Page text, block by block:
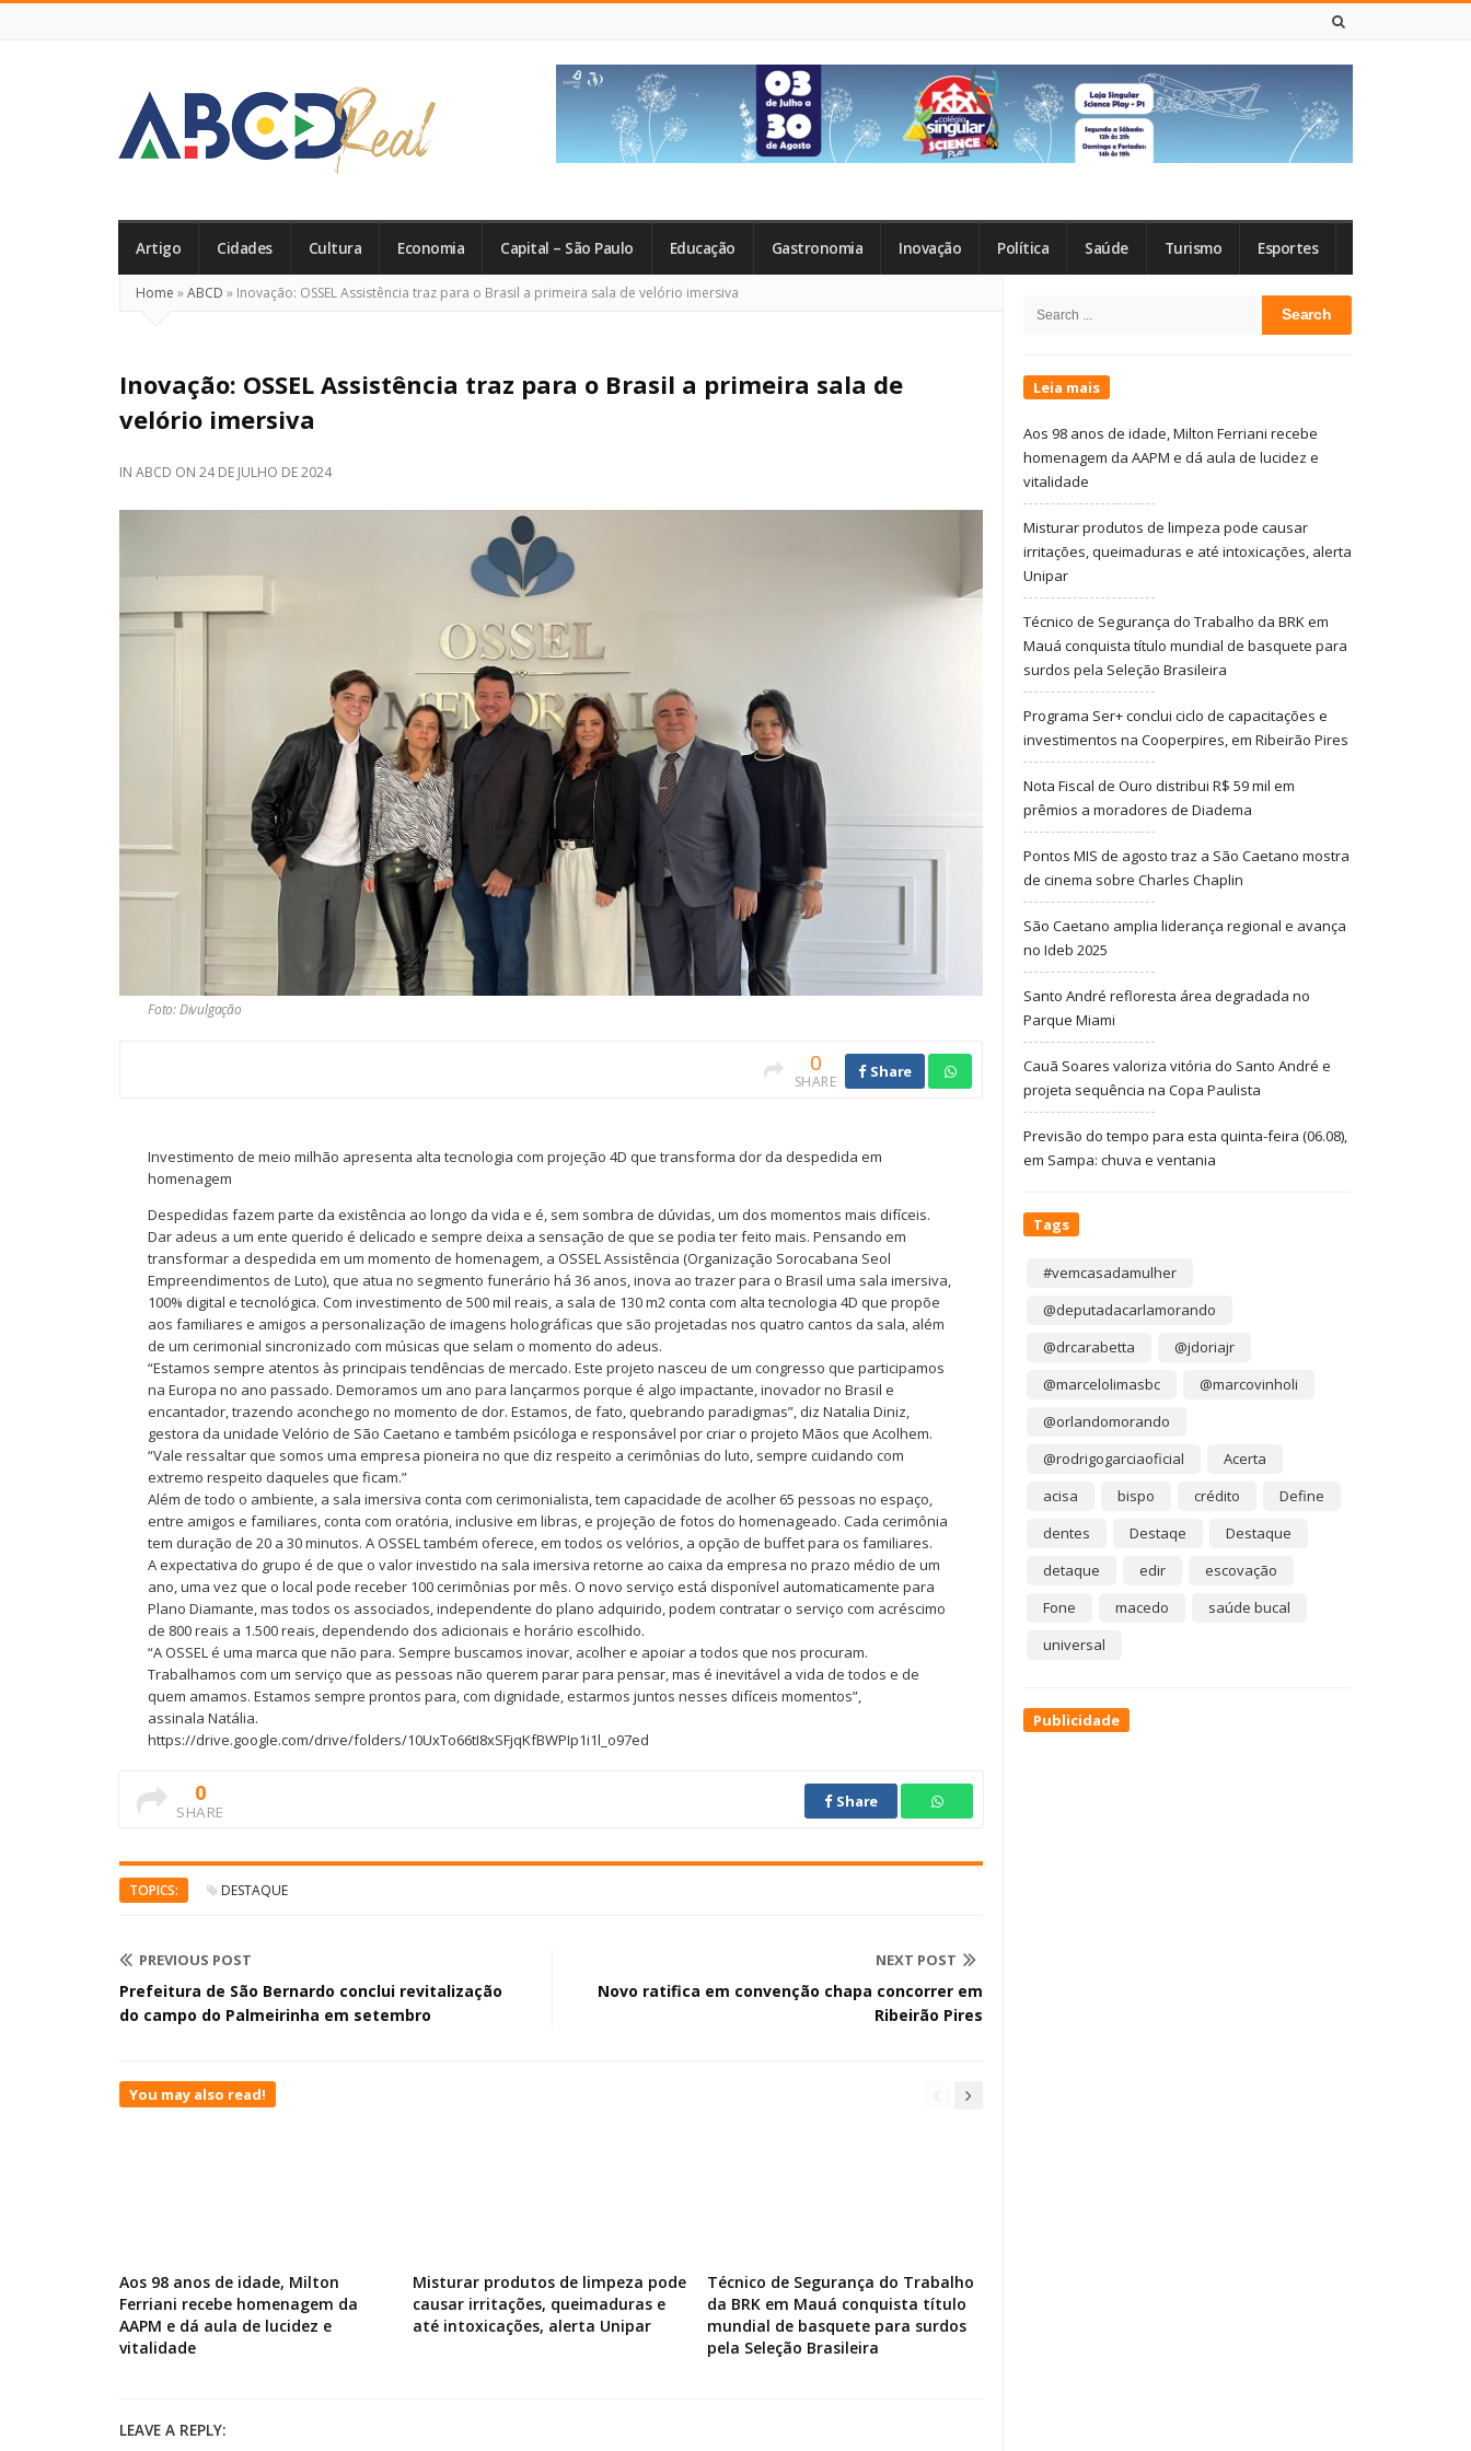
Real
Artigo Cidades Cultura Economia Capital – São Paulo Educação Gastronomia Inovação Política Saúde Turismo Esportes
Home »ABCD » Inovação: OSSEL Assistência traz para o Brasil a primeira sala de velório imersiva
Inovação: OSSEL Assistência traz para o Brasil a primeira sala de
velório imersiva
IN ABCD ON 24 DE JULHO DE 2024
Foto: Divulgação
0
SHARE
Share
Investimento de meio milhão apresenta alta tecnologia com projeção 4D que transforma dor da despedida em
homenagem
Despedidas fazem parte da existência ao longo da vida e é, sem sombra de dúvidas, um dos momentos mais difíceis.
Dar adeus a um ente querido é delicado e sempre deixa a sensação de que se podia ter feito mais. Pensando em
transformar a despedida em um momento de homenagem, a OSSEL Assistência (Organização Sorocabana Seol
Empreendimentos de Luto), que atua no segmento funerário há 36 anos, inova ao trazer para o Brasil uma sala imersiva,
100% digital e tecnológica. Com investimento de 500 mil reais, a sala de 130 m2 conta com alta tecnologia 4D que propõe
aos familiares e amigos a personalização de imagens holográficas que são projetadas nos quatro cantos da sala, além
de um cerimonial sincronizado com músicas que selam o momento do adeus.
“Estamos sempre atentos às principais tendências de mercado. Este projeto nasceu de um congresso que participamos
na Europa no ano passado. Demoramos um ano para lançarmos porque é algo impactante, inovador no Brasil e
encantador, trazendo aconchego no momento de dor. Estamos, de fato, quebrando paradigmas”, diz Natalia Diniz,
gestora da unidade Velório de São Caetano e também psicóloga e responsável por criar o projeto Mãos que Acolhem.
“Vale ressaltar que somos uma empresa pioneira no que diz respeito a cerimônias do luto, sempre cuidando com
extremo respeito daqueles que ficam.”
Além de todo o ambiente, a sala imersiva conta com cerimonialista, tem capacidade de acolher 65 pessoas no espaço,
entre amigos e familiares, conta com oratória, inclusive em libras, e projeção de fotos do homenageado. Cada cerimônia
tem duração de 20 a 30 minutos. A OSSEL também oferece, em todos os velórios, a opção de buffet para os familiares.
A expectativa do grupo é de que o valor investido na sala imersiva retorne ao caixa da empresa no prazo médio de um
ano, uma vez que o local pode receber 100 cerimônias por mês. O novo serviço está disponível automaticamente para
Plano Diamante, mas todos os associados, independente do plano adquirido, podem contratar o serviço com acréscimo
de 800 reais a 1.500 reais, dependendo dos adicionais e horário escolhido.
“A OSSEL é uma marca que não para. Sempre buscamos inovar, acolher e apoiar a todos que nos procuram.
Trabalhamos com um serviço que as pessoas não querem parar para pensar, mas é inevitável a vida de todos e de
quem amamos. Estamos sempre prontos para, com dignidade, estarmos juntos nesses difíceis momentos”,
assinala Natália.
https://drive.google.com/drive/folders/10UxTo66tI8xSFjqKfBWPIp1i1l_o97ed
0
SHARE
Share
TOPICS: DESTAQUE
PREVIOUS POST
Prefeitura de São Bernardo conclui revitalização
do campo do Palmeirinha em setembro
NEXT POST
Novo ratifica em convenção chapa concorrer em
Ribeirão Pires
You may also read!
Aos 98 anos de idade, Milton
Ferriani recebe homenagem da
AAPM e dá aula de lucidez e
vitalidade
Misturar produtos de limpeza pode
causar irritações, queimaduras e
até intoxicações, alerta Unipar
Técnico de Segurança do Trabalho
da BRK em Mauá conquista título
mundial de basquete para surdos
pela Seleção Brasileira
LEAVE A REPLY:
Sidebar
Search
Leia mais
Aos 98 anos de idade, Milton Ferriani recebe
homenagem da AAPM e dá aula de lucidez e
vitalidade
Misturar produtos de limpeza pode causar
irritações, queimaduras e até intoxicações, alerta
Unipar
Técnico de Segurança do Trabalho da BRK em
Mauá conquista título mundial de basquete para
surdos pela Seleção Brasileira
Programa Ser+ conclui ciclo de capacitações e
investimentos na Cooperpires, em Ribeirão Pires
Nota Fiscal de Ouro distribui R$ 59 mil em
prêmios a moradores de Diadema
Pontos MIS de agosto traz a São Caetano mostra
de cinema sobre Charles Chaplin
São Caetano amplia liderança regional e avança
no Ideb 2025
Santo André refloresta área degradada no
Parque Miami
Cauã Soares valoriza vitória do Santo André e
projeta sequência na Copa Paulista
Previsão do tempo para esta quinta-feira (06.08),
em Sampa: chuva e ventania
Tags
#vemcasadamulher
@deputadacarlamorando
@drcarabetta
@jdoriajr
@marcelolimasbc
@marcovinholi
@orlandomorando
@rodrigogarciaoficial
Acerta
acisa
bispo crédito
Define
dentes
Destaqe
Destaque
detaque
edir
escovação
Fone
macedo
saúde bucal
universal
Publicidade